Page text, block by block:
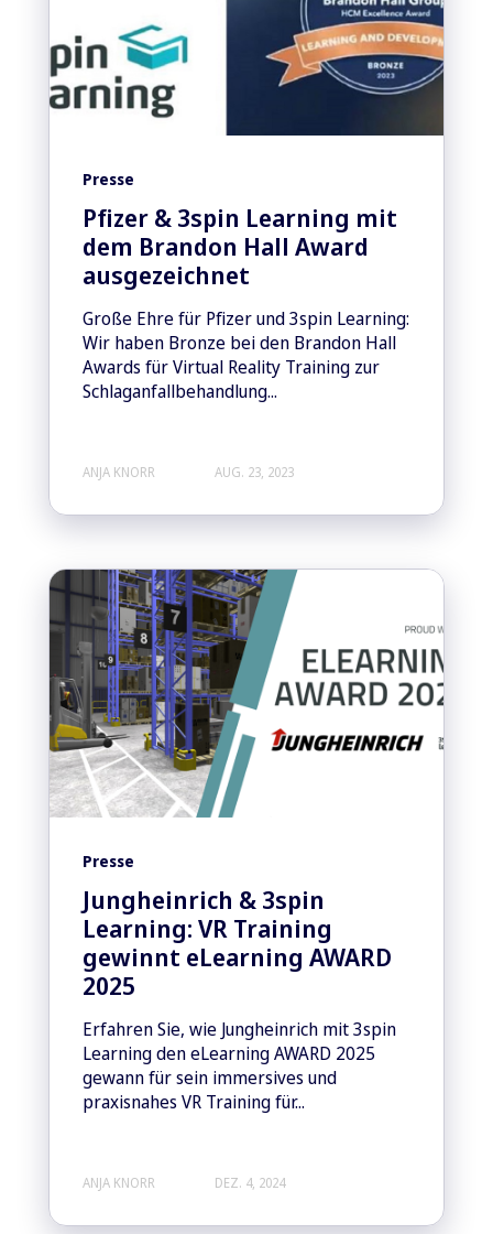
Presse
Pfizer & 3spin Learning mit
dem Brandon Hall Award
ausgezeichnet
Große Ehre für Pfizer und 3spin Learning:
Wir haben Bronze bei den Brandon Hall
Awards für Virtual Reality Training zur
Schlaganfallbehandlung...
ANJA KNORR AUG. 23, 2023
Presse
Jungheinrich & 3spin
Learning: VR Training
gewinnt eLearning AWARD
2025
Erfahren Sie, wie Jungheinrich mit 3spin
Learning den eLearning AWARD 2025
gewann für sein immersives und
praxisnahes VR Training für...
ANJA KNORR DEZ. 4, 2024